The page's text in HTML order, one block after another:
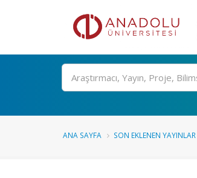
Ara
ANA SAYFA SON EKLENEN YAYINLAR